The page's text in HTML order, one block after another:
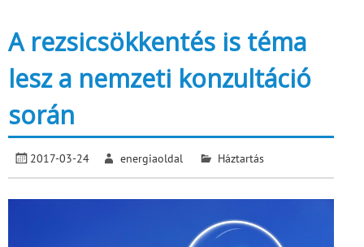
A rezsicsökkentés is téma
lesz a nemzeti konzultáció
során
2017-03-24 energiaoldal Háztartás